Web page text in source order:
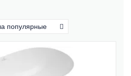
популярные